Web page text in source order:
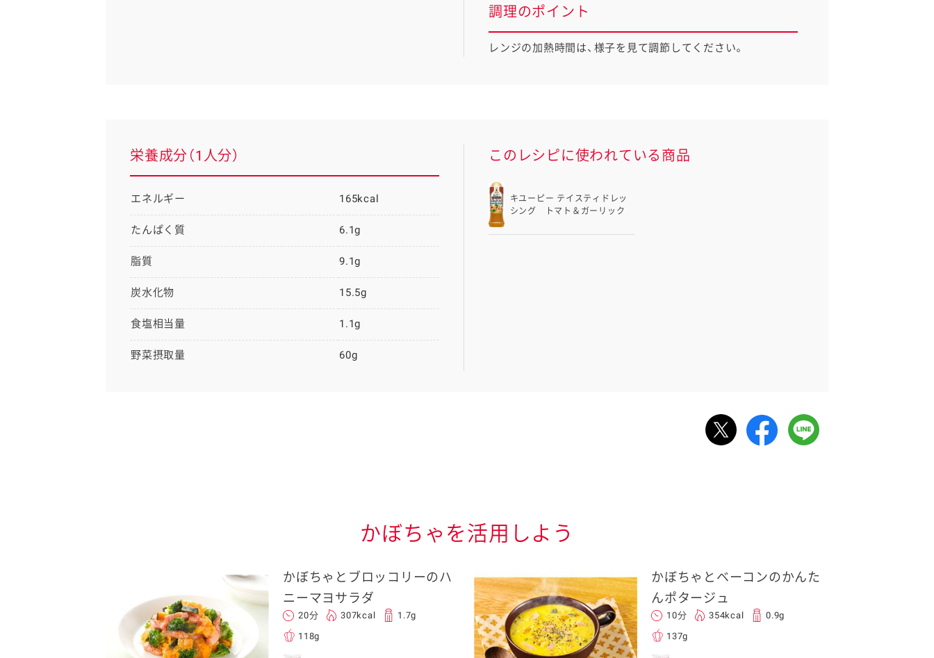
調理のポイント
レンジの加熱時間は、様子を見て調節してください。
栄養成分（1人分）
エネルギー 165kcal
たんぱく質 6.1g
脂質 9.1g
炭水化物 15.5g
食塩相当量 1.1g
野菜摂取量 60g
このレシピに使われている商品
キユーピー テイスティドレッ
シング トマト＆ガーリック
かぼちゃを活用しよう
かぼちゃとブロッコリーのハ
ニーマヨサラダ
20分 307kcal
1.7g
118g
かぼちゃとベーコンのかんた
んポタージュ
10分 354kcal
0.9g
137g